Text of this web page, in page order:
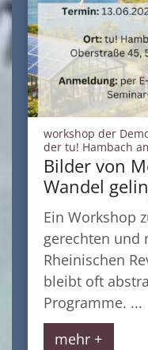
workshop der
der tu! Hambach
Bilder von
Wandel
Ein Workshop
gerechten und
Rheinischen
bleibt oft
Programme. ...
mehr +